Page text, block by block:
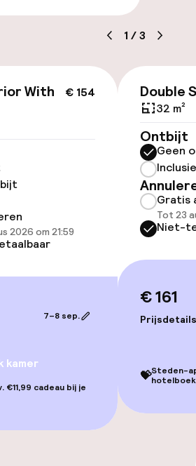
op eigen terrein
1 /3
€ 154
With
2026 om 21:59
7–8 sep.
kamer
cadeau bij je
Double
32 m²
Ontbijt
Geen
Gratis
Tot 23
Niet-
€ 161
Prijsdetails
💝Steden-